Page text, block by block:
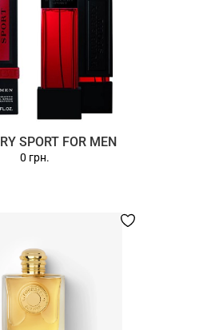
SPORT FOR MEN
0 грн.